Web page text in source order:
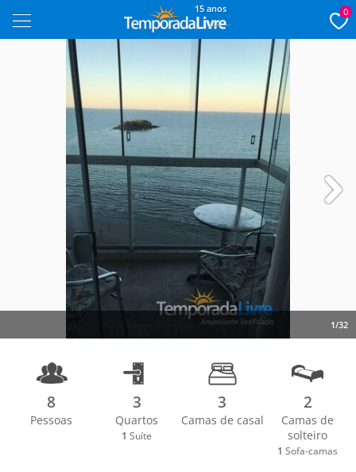
15 anos 0
1/32
8
Pessoas
3
Quartos
1 Suíte
3
Camas de casal
2
Camas de
solteiro
1 Sofa-camas